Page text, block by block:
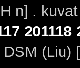
n] .
201118
(Liu)